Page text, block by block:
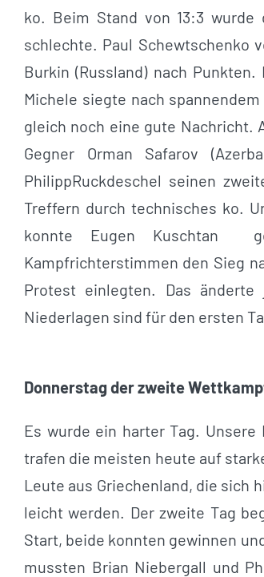
ko. Beim Stand von 13:3
schlechte. Paul Schewtschenko
Burkin (Russland) nach
Michele siegte nach
gleich noch eine gute Nachricht.
Gegner Orman Safarov
PhilippRuckdeschel seinen
Treffern durch technisches ko.
konnte Eugen Kuschtan
Kampfrichterstimmen den Sieg
Protest einlegten. Das
Niederlagen sind für den ersten
Donnerstag der zweite
Es wurde ein harter Tag.
trafen die meisten heute auf
Leute aus Griechenland, die sich
leicht werden. Der zweite Tag
Start, beide konnten gewinnen
mussten Brian Niebergall und